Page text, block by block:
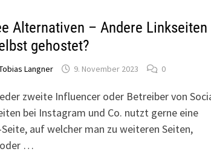
Alternativen – Andere Linkseiten
gehostet?
Langner 9. November 2023 0
zweite Influencer oder Betreiber von
bei Instagram und Co. nutzt gerne eine
auf welcher man zu weiteren Seiten,
…